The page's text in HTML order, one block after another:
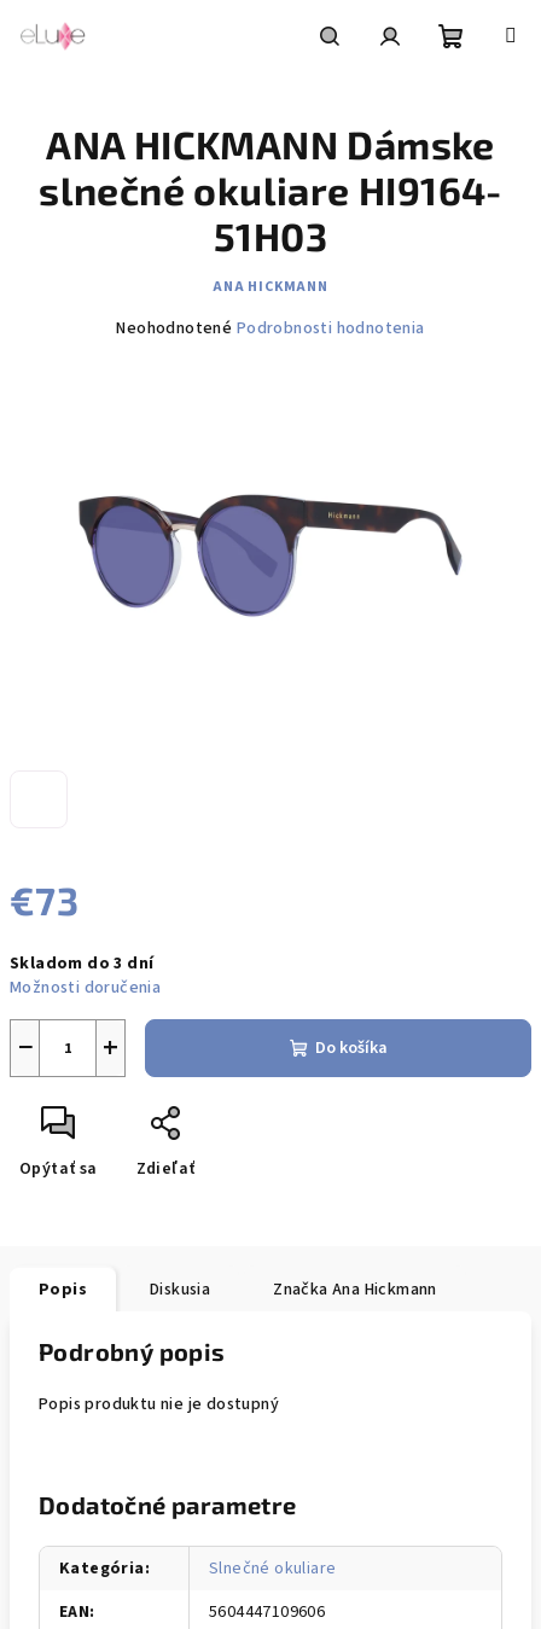
košík
€73
cena:
Skladom do 3 dní
Možnosti doručenia
+
− Do košíka
Opýtať sa Zdieľať
ANA HICKMANN Dámske
slnečné okuliare HI9164-
51H03
ANA HICKMANN
Priemerné
hviezdičiek.
Neohodnotené Podrobnosti hodnotenia
Popis Diskusia Značka Ana Hickmann
Podrobný popis
Popis produktu nie je dostupný
Dodatočné parametre
Kategória:
Slnečné okuliare
EAN:
5604447109606